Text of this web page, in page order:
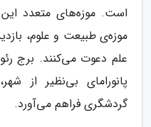
است. موزه‌های متعدد
موزه‌ی طبیعت و علوم،
پانورامای بی‌نظیر از
گردشگری فراهم می‌آورد.